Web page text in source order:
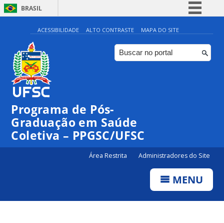
BRASIL
Simplifique!
Comunica BR
Participe
ACESSIBILIDADE ALTO CONTRASTE MAPA DO SITE
Programa de Pós-
Graduação em Saúde
Coletiva – PPGSC/UFSC
Área Restrita Administradores do Site
MENU